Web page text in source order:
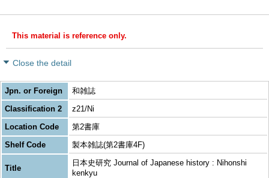
This material is reference only.
Close the detail
Jpn. or Foreign
和雑誌
Classification 2
z21/Ni
Location Code
第2書庫
Shelf Code
製本雑誌(第2書庫4F)
Title
日本史研究 Journal of Japanese history : Nihonshi
kenkyu